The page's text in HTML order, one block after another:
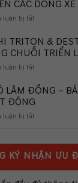
PHÂN
KHÁNH
HÒA
CÁC DÒNG
luận bị tắt
PHÙ
HỢP
CỦA
AN
TOÀN
CÁC
DÒNG
XE
TRITON &
CHUỖI TRIỂN
luận bị tắt
TRITON
&
CHUỖI
TRIỂN
LÃM
PFA
LÂM ĐỒNG –
ĐỘNG
luận bị tắt
Ô
TÔ
KÝ NHẬN ƯU